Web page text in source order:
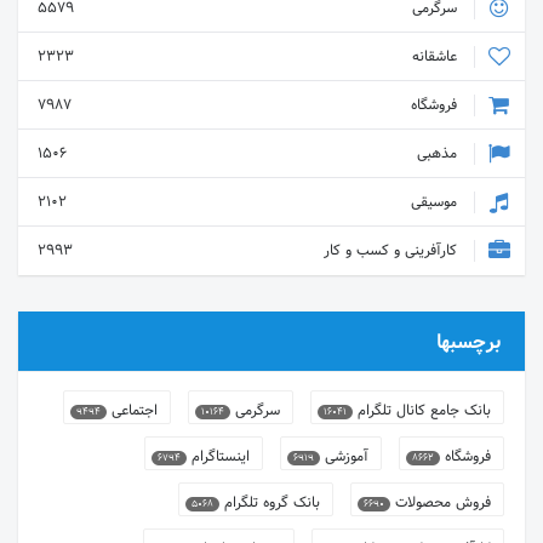
سرگرمی
5579
عاشقانه
2323
فروشگاه
7987
مذهبی
1506
موسیقی
2102
کارآفرینی و کسب و کار
2993
برچسبها
بانک جامع کانال تلگرام 16041 سرگرمی 10164 اجتماعی 9494
فروشگاه 8662 آموزشی 6919 اینستاگرام 6794
فروش محصولات 6690 بانک گروه تلگرام 5068